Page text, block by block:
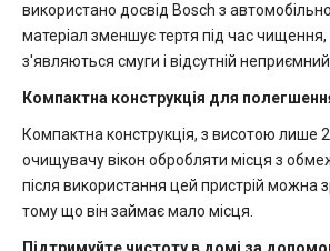
використано досвід Bosch з
матеріал зменшує тертя під час
з'являються смуги і відсутній неприємний
Компактна конструкція для
Компактна конструкція, з висотою лише
очищувачу вікон обробляти місця з
після використання цей пристрій можна
тому що він займає мало місця.